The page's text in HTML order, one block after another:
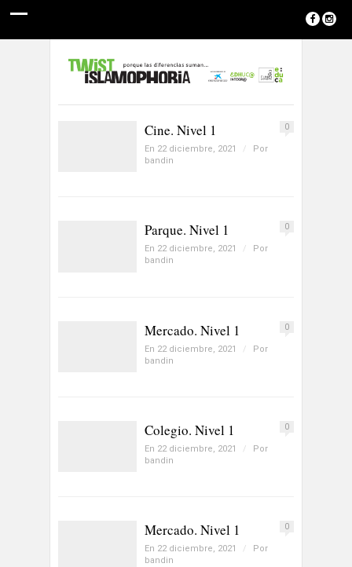
0
Cine. Nivel 1
En 22 diciembre, 2021 /
Por
bandin
0
Parque. Nivel 1
En 22 diciembre, 2021 /
Por
bandin
0
Mercado. Nivel 1
En 22 diciembre, 2021 /
Por
bandin
0
Colegio. Nivel 1
En 22 diciembre, 2021 /
Por
bandin
0
Mercado. Nivel 1
En 22 diciembre, 2021 /
Por
bandin